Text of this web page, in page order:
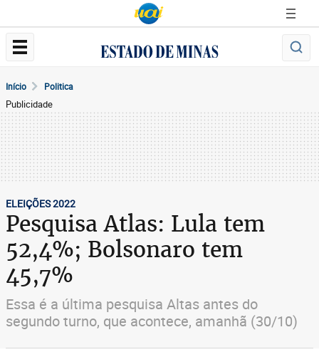
Início Politica
Publicidade
ELEIÇÕES 2022
Pesquisa Atlas: Lula tem
52,4%; Bolsonaro tem
45,7%
Essa é a última pesquisa Altas antes do
segundo turno, que acontece, amanhã (30/10)